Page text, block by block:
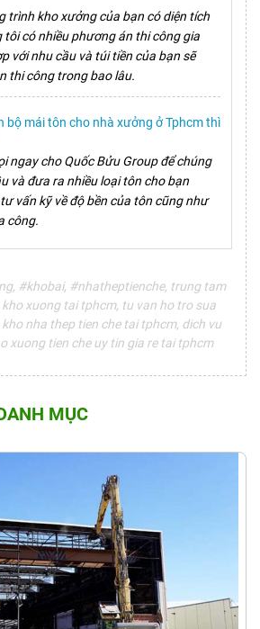
trình kho xưởng của bạn có diện tích
tôi có nhiều phương án thi công gia
với nhu cầu và túi tiền của bạn sẽ
thi công trong bao lâu.
bộ mái tôn cho nhà xưởng ở Tphcm thì
ngay cho Quốc Bửu Group để chúng
và đưa ra nhiều loại tôn cho bạn
vấn kỹ về độ bền của tôn cũng như
công.
#khobai, #nhatheptienche, trung tam
xuong tai tphcm, tu van ho tro sua
nha thep tien che tai tphcm, dich vu
xuong tien che uy tin gia re tai tphcm
MỤC